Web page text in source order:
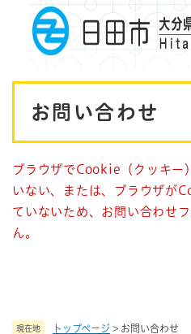
メニューを飛
現在地 トップページ > お問い合わせ
お問い合わせ
ブラウザでCookie（クッキー
いない、または、ブラウザが
ていないため、お問い合わせ
ん。